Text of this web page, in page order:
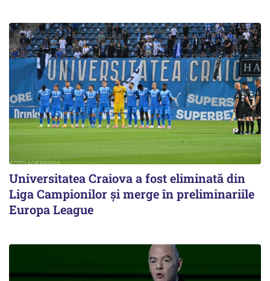
Universitatea Craiova a fost eliminată din
Liga Campionilor şi merge în preliminariile
Europa League